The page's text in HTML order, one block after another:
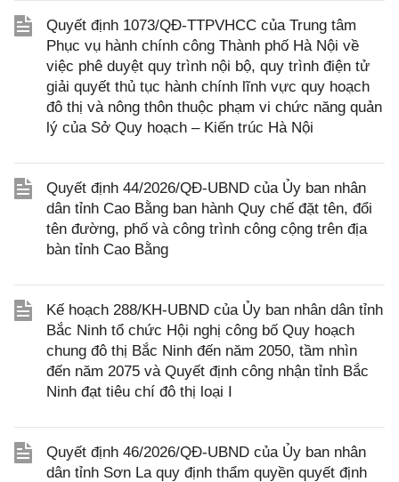
Quyết định 1073/QĐ-TTPVHCC của Trung tâm
Phục vụ hành chính công Thành phố Hà Nội về
việc phê duyệt quy trình nội bộ, quy trình điện tử
giải quyết thủ tục hành chính lĩnh vực quy hoạch
đô thị và nông thôn thuộc phạm vi chức năng quản
lý của Sở Quy hoạch – Kiến trúc Hà Nội
Quyết định 44/2026/QĐ-UBND của Ủy ban nhân
dân tỉnh Cao Bằng ban hành Quy chế đặt tên, đổi
tên đường, phố và công trình công cộng trên địa
bàn tỉnh Cao Bằng
Kế hoạch 288/KH-UBND của Ủy ban nhân dân tỉnh
Bắc Ninh tổ chức Hội nghị công bố Quy hoạch
chung đô thị Bắc Ninh đến năm 2050, tầm nhìn
đến năm 2075 và Quyết định công nhận tỉnh Bắc
Ninh đạt tiêu chí đô thị loại I
Quyết định 46/2026/QĐ-UBND của Ủy ban nhân
dân tỉnh Sơn La quy định thẩm quyền quyết định